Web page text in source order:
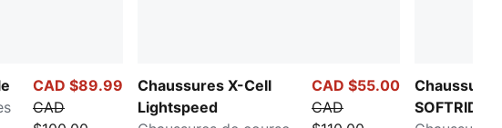
CAD $89.99
CAD
Chaussures X-Cell
Lightspeed
CAD $55.00
CAD
Chaussures
SOFTRIDE